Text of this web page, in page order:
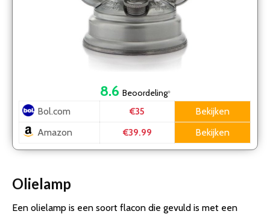
8.6 Beoordeling*
Bol.com €35
Bekijken
Amazon
€39.99 Bekijken
Olielamp
Een olielamp is een soort flacon die gevuld is met een